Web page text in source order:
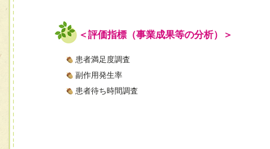
＜評価指標（事業成果等の分析）＞
患者満足度調査
副作用発生率
患者待ち時間調査